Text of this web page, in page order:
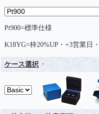
Pt900=標準仕様
K18YG=枠20%UP・+3営業日
ケース選択